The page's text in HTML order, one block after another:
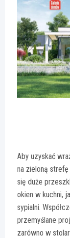
Aby uzyskać
na zieloną
się duże
okien w kuchni,
sypialni.
przemyślane
zarówno w